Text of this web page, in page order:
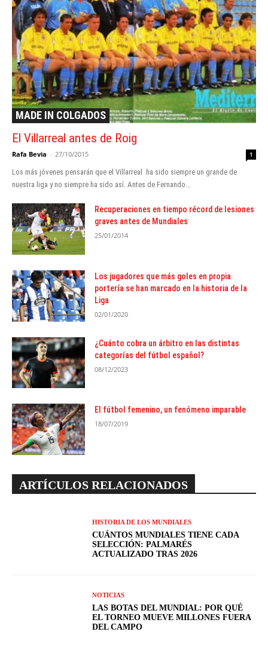
MADE IN COLGADOS
El Villarreal antes de Roig
Rafa Bevia - 27/10/2015 1
Los más jóvenes pensarán que el Villarreal ha sido siempre un grande de
nuestra liga y no siempre ha sido así. Antes de Fernando...
Recuperaciones en tiempo récord de lesiones
graves antes de Mundiales
25/01/2014
Los jugadores que más goles en propia
portería se han marcado en la historia de la
Liga
02/01/2020
¿Cuánto cobra un árbitro en las distintas
categorías del fútbol español?
08/12/2023
El fútbol femenino, un fenómeno imparable
18/07/2019
ARTÍCULOS RELACIONADOS
HISTORIA DE LOS MUNDIALES
CUÁNTOS MUNDIALES TIENE CADA
SELECCIÓN: PALMARÉS
ACTUALIZADO TRAS 2026
NOTICIAS
LAS BOTAS DEL MUNDIAL: POR QUÉ
EL TORNEO MUEVE MILLONES FUERA
DEL CAMPO